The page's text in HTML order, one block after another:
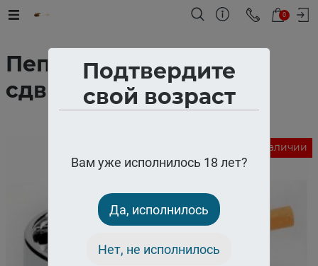
Подтвердите
свой возраст
Вам уже исполнилось 18 лет?
Да, исполнилось
Нет, не исполнилось
0
Пепельница "Deluxe"
сдвижная 2
Нет в наличии